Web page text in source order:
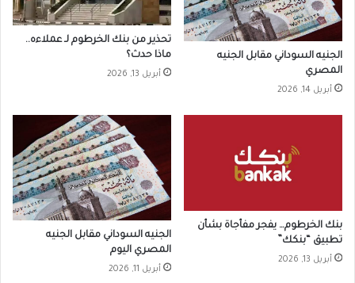
الجنيه السوداني مقابل الجنيه
المصري
أبريل 14, 2026
تحذير من بنك الخرطوم لـ عملاءه..
ماذا حدث؟
أبريل 13, 2026
بنك الخرطوم… يفجر مفأجاة بشأن
تطبيق “بنكك”
أبريل 13, 2026
الجنيه السوداني مقابل الجنيه
المصري اليوم
أبريل 11, 2026